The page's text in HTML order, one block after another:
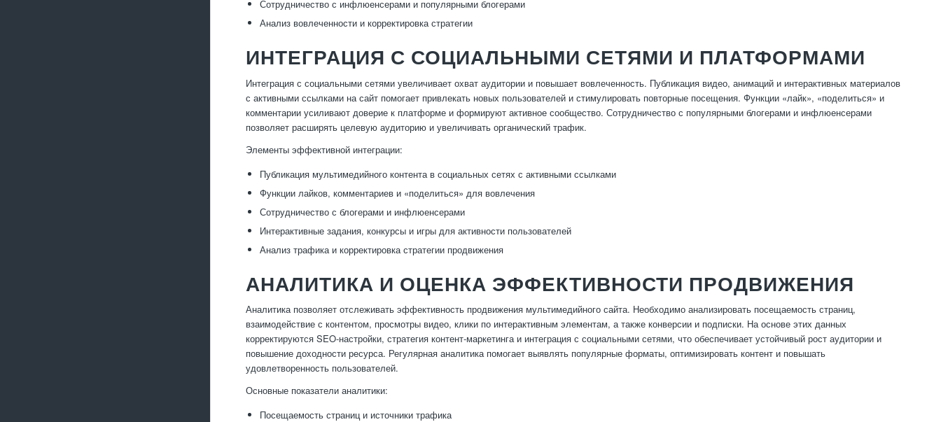
Сотрудничество с инфлюенсерами и популярными блогерами
Анализ вовлеченности и корректировка стратегии
ИНТЕГРАЦИЯ С СОЦИАЛЬНЫМИ СЕТЯМИ И ПЛАТФОРМАМИ
Интеграция с социальными сетями увеличивает охват аудитории и повышает вовлеченность. Публикация видео, анимаций и интерактивных материалов
с активными ссылками на сайт помогает привлекать новых пользователей и стимулировать повторные посещения. Функции «лайк», «поделиться» и
комментарии усиливают доверие к платформе и формируют активное сообщество. Сотрудничество с популярными блогерами и инфлюенсерами
позволяет расширять целевую аудиторию и увеличивать органический трафик.
Элементы эффективной интеграции:
Публикация мультимедийного контента в социальных сетях с активными ссылками
Функции лайков, комментариев и «поделиться» для вовлечения
Сотрудничество с блогерами и инфлюенсерами
Интерактивные задания, конкурсы и игры для активности пользователей
Анализ трафика и корректировка стратегии продвижения
АНАЛИТИКА И ОЦЕНКА ЭФФЕКТИВНОСТИ ПРОДВИЖЕНИЯ
Аналитика позволяет отслеживать эффективность продвижения мультимедийного сайта. Необходимо анализировать посещаемость страниц,
взаимодействие с контентом, просмотры видео, клики по интерактивным элементам, а также конверсии и подписки. На основе этих данных
корректируются SEO-настройки, стратегия контент-маркетинга и интеграция с социальными сетями, что обеспечивает устойчивый рост аудитории и
повышение доходности ресурса. Регулярная аналитика помогает выявлять популярные форматы, оптимизировать контент и повышать
удовлетворенность пользователей.
Основные показатели аналитики:
Посещаемость страниц и источники трафика